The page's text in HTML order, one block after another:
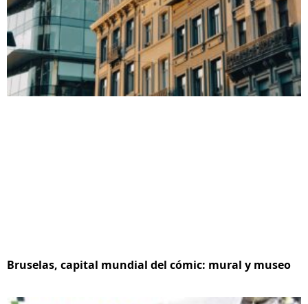
Bruselas, capital mundial del cómic: mural y museo